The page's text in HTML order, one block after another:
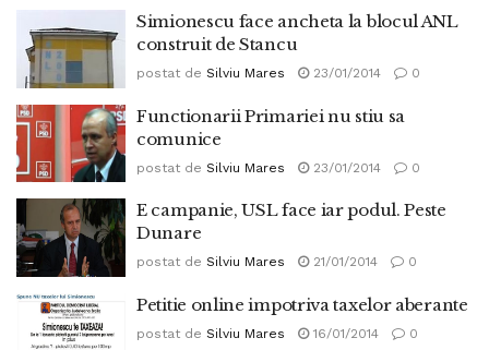
Simionescu face ancheta la blocul ANL
construit de Stancu
postat de Silviu Mares 23/01/2014 0
Functionarii Primariei nu stiu sa
comunice
postat de Silviu Mares 23/01/2014 0
E campanie, USL face iar podul. Peste
Dunare
postat de Silviu Mares 21/01/2014 0
Petitie online impotriva taxelor aberante
postat de Silviu Mares 16/01/2014 0